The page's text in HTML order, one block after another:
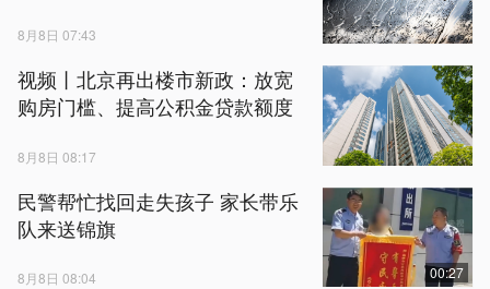
8月8日 07:43
视频丨北京再出楼市新政：放宽
购房门槛、提高公积金贷款额度
8月8日 08:17
民警帮忙找回走失孩子 家长带乐
队来送锦旗
8月8日 08:04 00:27